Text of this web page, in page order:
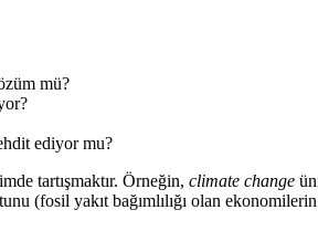
mü?
ediyor mu?
tartışmaktır. Örneğin, climate change
(fosil yakıt bağımlılığı olan